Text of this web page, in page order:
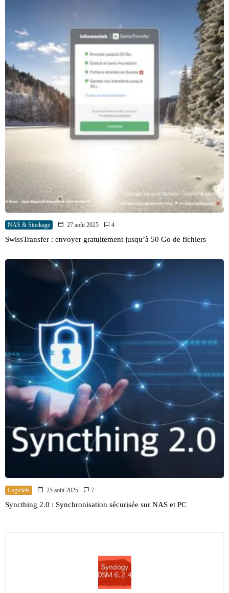
NAS & Stockage 27 août 2025 4
SwissTransfer : envoyer gratuitement jusqu’à 50 Go de fichiers
Logiciels 25 août 2025 7
Syncthing 2.0 : Synchronisation sécurisée sur NAS et PC